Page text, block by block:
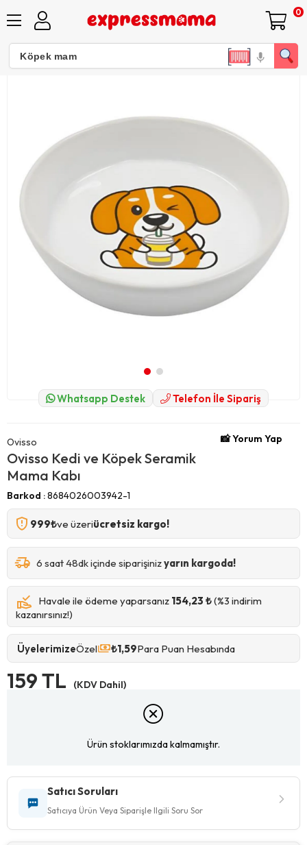
0
Whatsapp Destek Telefon İle Sipariş
Ovisso
Ovisso Kedi ve Köpek Seramik
Mama Kabı
📸 Yorum Yap
Barkod :8684026003942-1
999₺ve üzeriücretsiz kargo!
6 saat 48dk içinde siparişinizyarın kargoda!
Havale ile ödeme yaparsanız 154,23 ₺(%3 indirim
kazanırsınız!)
ÜyelerimizeÖzel ₺1,59Para Puan Hesabında
159 TL (KDV Dahil)
Ürün stoklarımızda kalmamıştır.
Satıcı Soruları
Satıcıya Ürün Veya Siparişle Ilgili Soru Sor